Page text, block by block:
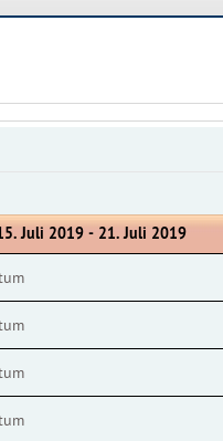
Juli 2019 - 21. Juli 2019